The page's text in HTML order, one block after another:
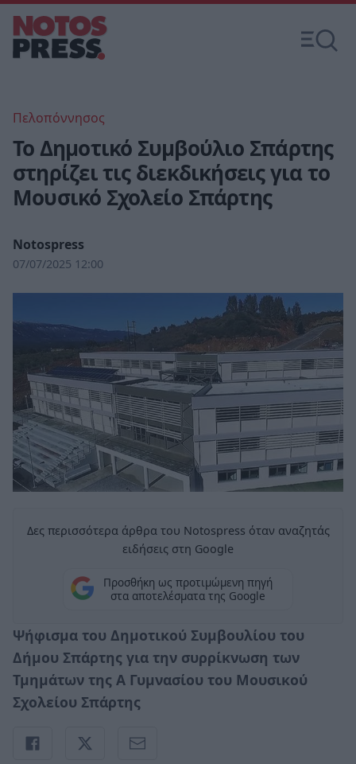
Πελοπόννησος
Το Δημοτικό Συμβούλιο Σπάρτης
στηρίζει τις διεκδικήσεις για το
Μουσικό Σχολείο Σπάρτης
Notospress
07/07/2025 12:00
Δες περισσότερα άρθρα του Notospress όταν αναζητάς
ειδήσεις στη Google
Προσθήκη ως προτιμώμενη πηγή
στα αποτελέσματα της Google
Ψήφισμα του Δημοτικού Συμβουλίου του
Δήμου Σπάρτης για την συρρίκνωση των
Τμημάτων της Α Γυμνασίου του Μουσικού
Σχολείου Σπάρτης